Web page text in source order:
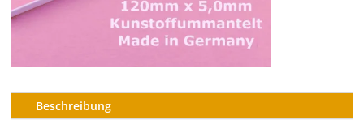
Beschreibung